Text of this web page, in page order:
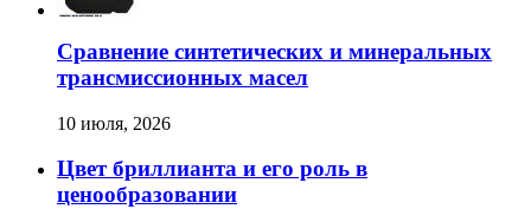
Сравнение синтетических и минеральных
трансмиссионных масел
10 июля, 2026
Цвет бриллианта и его роль в
ценообразовании